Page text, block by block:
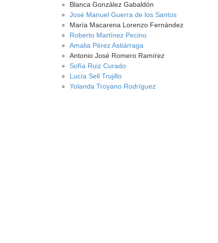
Blanca González Gabaldón
José Manuel Guerra de los Santos
María Macarena Lorenzo Fernández
Roberto Martínez Pecino
Amalia Pérez Astiárraga
Antonio José Romero Ramírez
Sofía Ruiz Curado
Lucía Sell Trujillo
Yolanda Troyano Rodríguez